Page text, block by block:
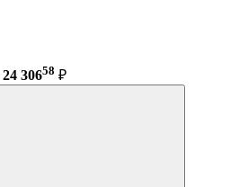
24 30658 ₽